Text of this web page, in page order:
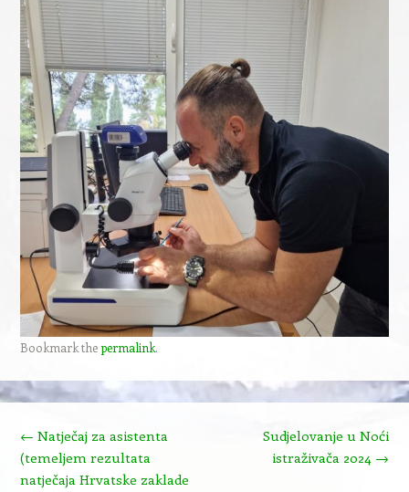
Bookmark thepermalink.
← Natječaj za asistenta
(temeljem rezultata
natječaja Hrvatske zaklade
Sudjelovanje u Noći
istraživača 2024 →